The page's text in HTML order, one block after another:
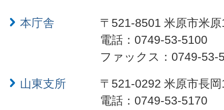
本庁舎
〒521-8501 米原市米
電話：0749-53-5100
ファックス：0749-53-
山東支所
〒521-0292 米原市長
電話：0749-53-5170